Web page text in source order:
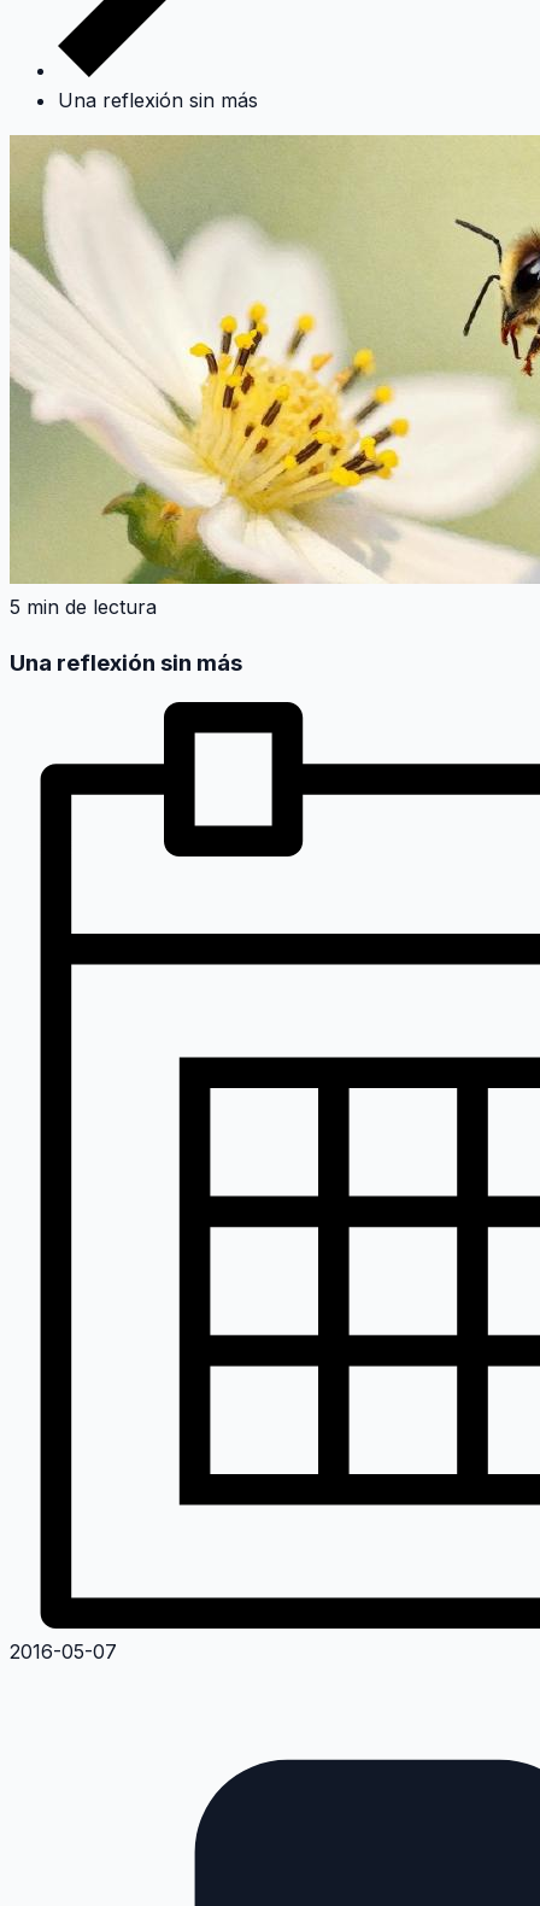
Una reflexión sin más
5 min de lectura
Una reflexión sin más
2016-05-07